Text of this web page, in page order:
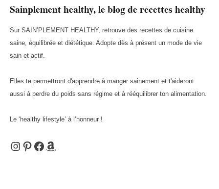
des
publications
Sainplement healthy, le blog de recettes healthy
Sur SAIN’PLEMENT HEALTHY, retrouve des recettes de cuisine
saine, équilibrée et diététique. Adopte dès à présent un mode de vie
sain et actif.
Elles te permettront d'apprendre à manger sainement et t'aideront
aussi à perdre du poids sans régime et à rééquilibrer ton alimentation.
Le ‘healthy lifestyle’ à l’honneur !
Instagram
Pinterest
Facebook
Amazon